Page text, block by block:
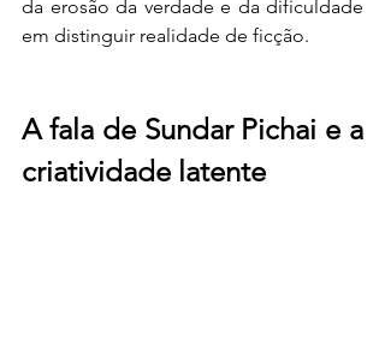
da erosão da verdade e da dificuldade
em distinguir realidade de ficção.
A fala de Sundar Pichai e a
criatividade latente